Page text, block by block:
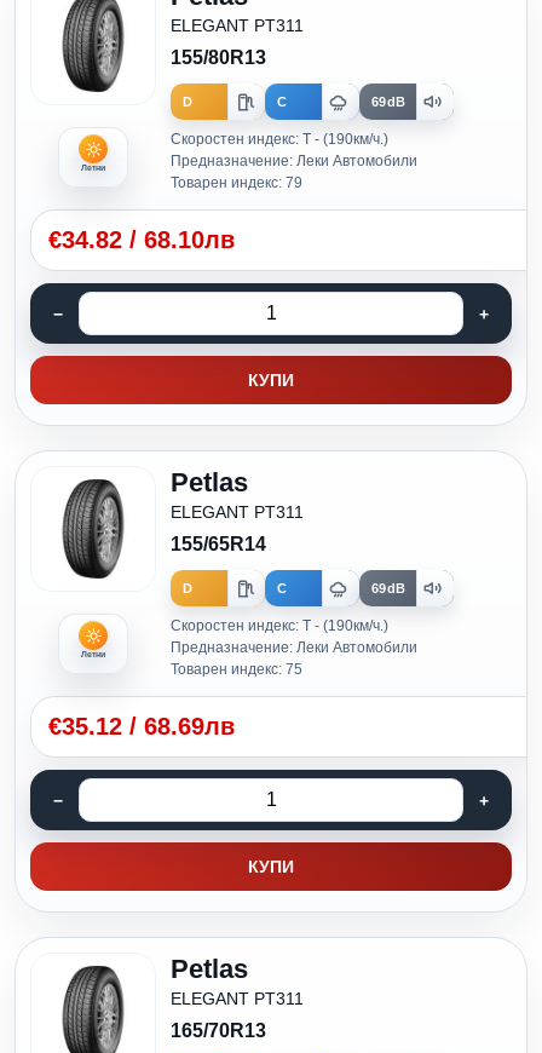
Летни
ELEGANT PT311
155/80R13
D C 69dB
Скоростен индекс: T - (190км/ч.)
Предназначение: Леки Автомобили
Товарен индекс: 79
€34.82 / 68.10лв
КУПИ
Летни
Petlas
ELEGANT PT311
155/65R14
D C 69dB
Скоростен индекс: T - (190км/ч.)
Предназначение: Леки Автомобили
Товарен индекс: 75
€35.12 / 68.69лв
КУПИ
Petlas
ELEGANT PT311
165/70R13